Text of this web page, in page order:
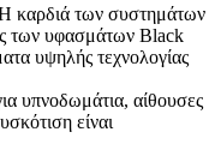
καρδιά των συστημάτων
των υφασμάτων Black
υψηλής τεχνολογίας
υπνοδωμάτια, αίθουσες
είναι